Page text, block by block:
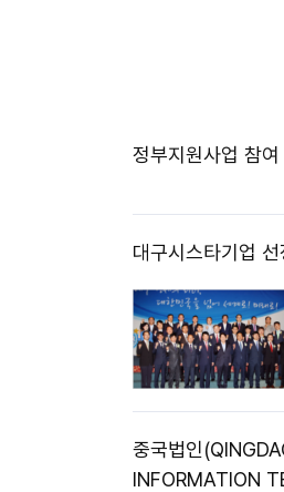
정부지원사업 참여
대구시스타기업 선
중국법인
INFORMATION